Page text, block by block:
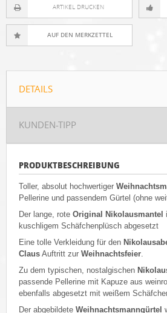
ARTIKEL DRUCKEN
DETAILS
KUNDEN-TIPP
PRODUKTBESCHREIBUNG
Toller, absolut hochwertiger
Pellerine und passendem Gürtel (ohne
Der lange, rote Original Nikolausmantel
kuschligem Schäfchenplüsch abgesetzt
Eine tolle Verkleidung für den
Claus Auftritt zur Weihnachtsfeier.
Zu dem typischen, nostalgischen
passende Pellerine mit Kapuze aus
ebenfalls abgesetzt mit weißem
Der abgebildete Weihnachtsmanngürtel